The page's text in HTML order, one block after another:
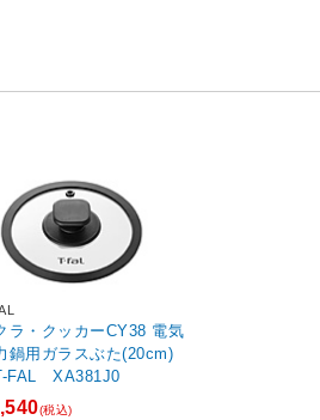
ラ・クッカーCY38 電気
鍋用ガラスぶた(20cm)
FAL XA381J0
(税込)